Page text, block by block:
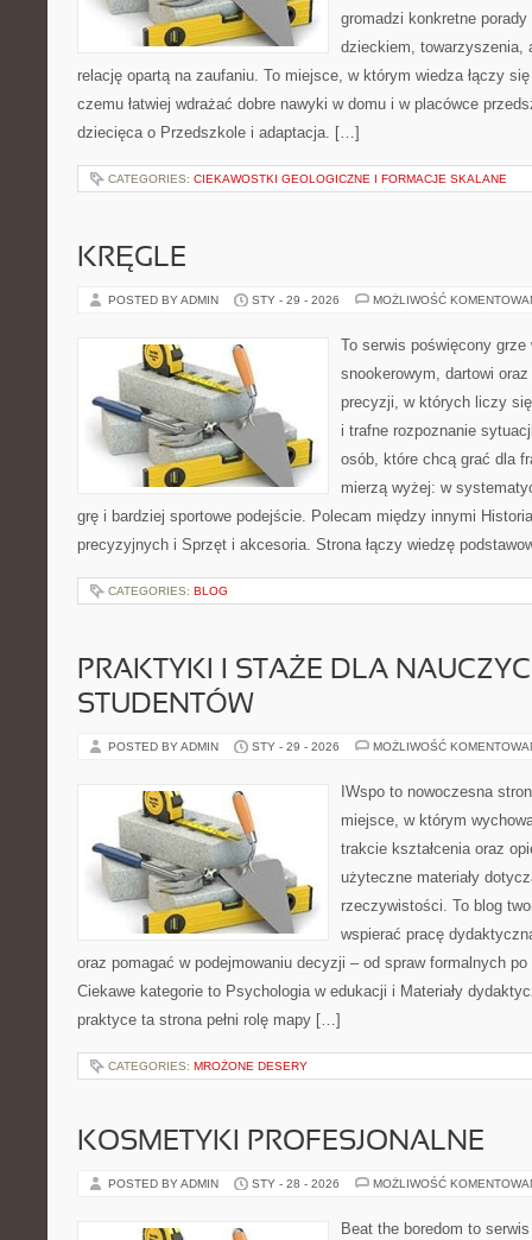
gromadzi konkretne
dzieckiem, towarzyszenia,
relację opartą na zaufaniu. To miejsce, w którym wiedza łączy
czemu łatwiej wdrażać dobre nawyki w domu i w placówce
dziecięca o Przedszkole i adaptacja. […]
CATEGORIES: CIEKAWOSTKI GEOLOGICZNE I FORMACJE SKALANE
KRĘGLE
POSTED BY ADMIN STY - 29 - 2026 MOŻLIWOŚĆ
To serwis poświęcony
snookerowym, dartowi
precyzji, w których liczy
i trafne rozpoznanie
osób, które chcą grać dla
mierzą wyżej: w
grę i bardziej sportowe podejście. Polecam między innymi
precyzyjnych i Sprzęt i akcesoria. Strona łączy wiedzę
CATEGORIES: BLOG
PRAKTYKI I STAŻE DLA
STUDENTÓW
POSTED BY ADMIN STY - 29 - 2026 MOŻLIWOŚĆ
IWspo to nowoczesna
miejsce, w którym
trakcie kształcenia oraz
użyteczne materiały
rzeczywistości. To blog
wspierać pracę
oraz pomagać w podejmowaniu decyzji – od spraw formalnych
Ciekawe kategorie to Psychologia w edukacji i Materiały
praktyce ta strona pełni rolę mapy […]
CATEGORIES: MROŻONE DESERY
KOSMETYKI PROFESJONALNE
POSTED BY ADMIN STY - 28 - 2026 MOŻLIWOŚĆ
Beat the boredom to